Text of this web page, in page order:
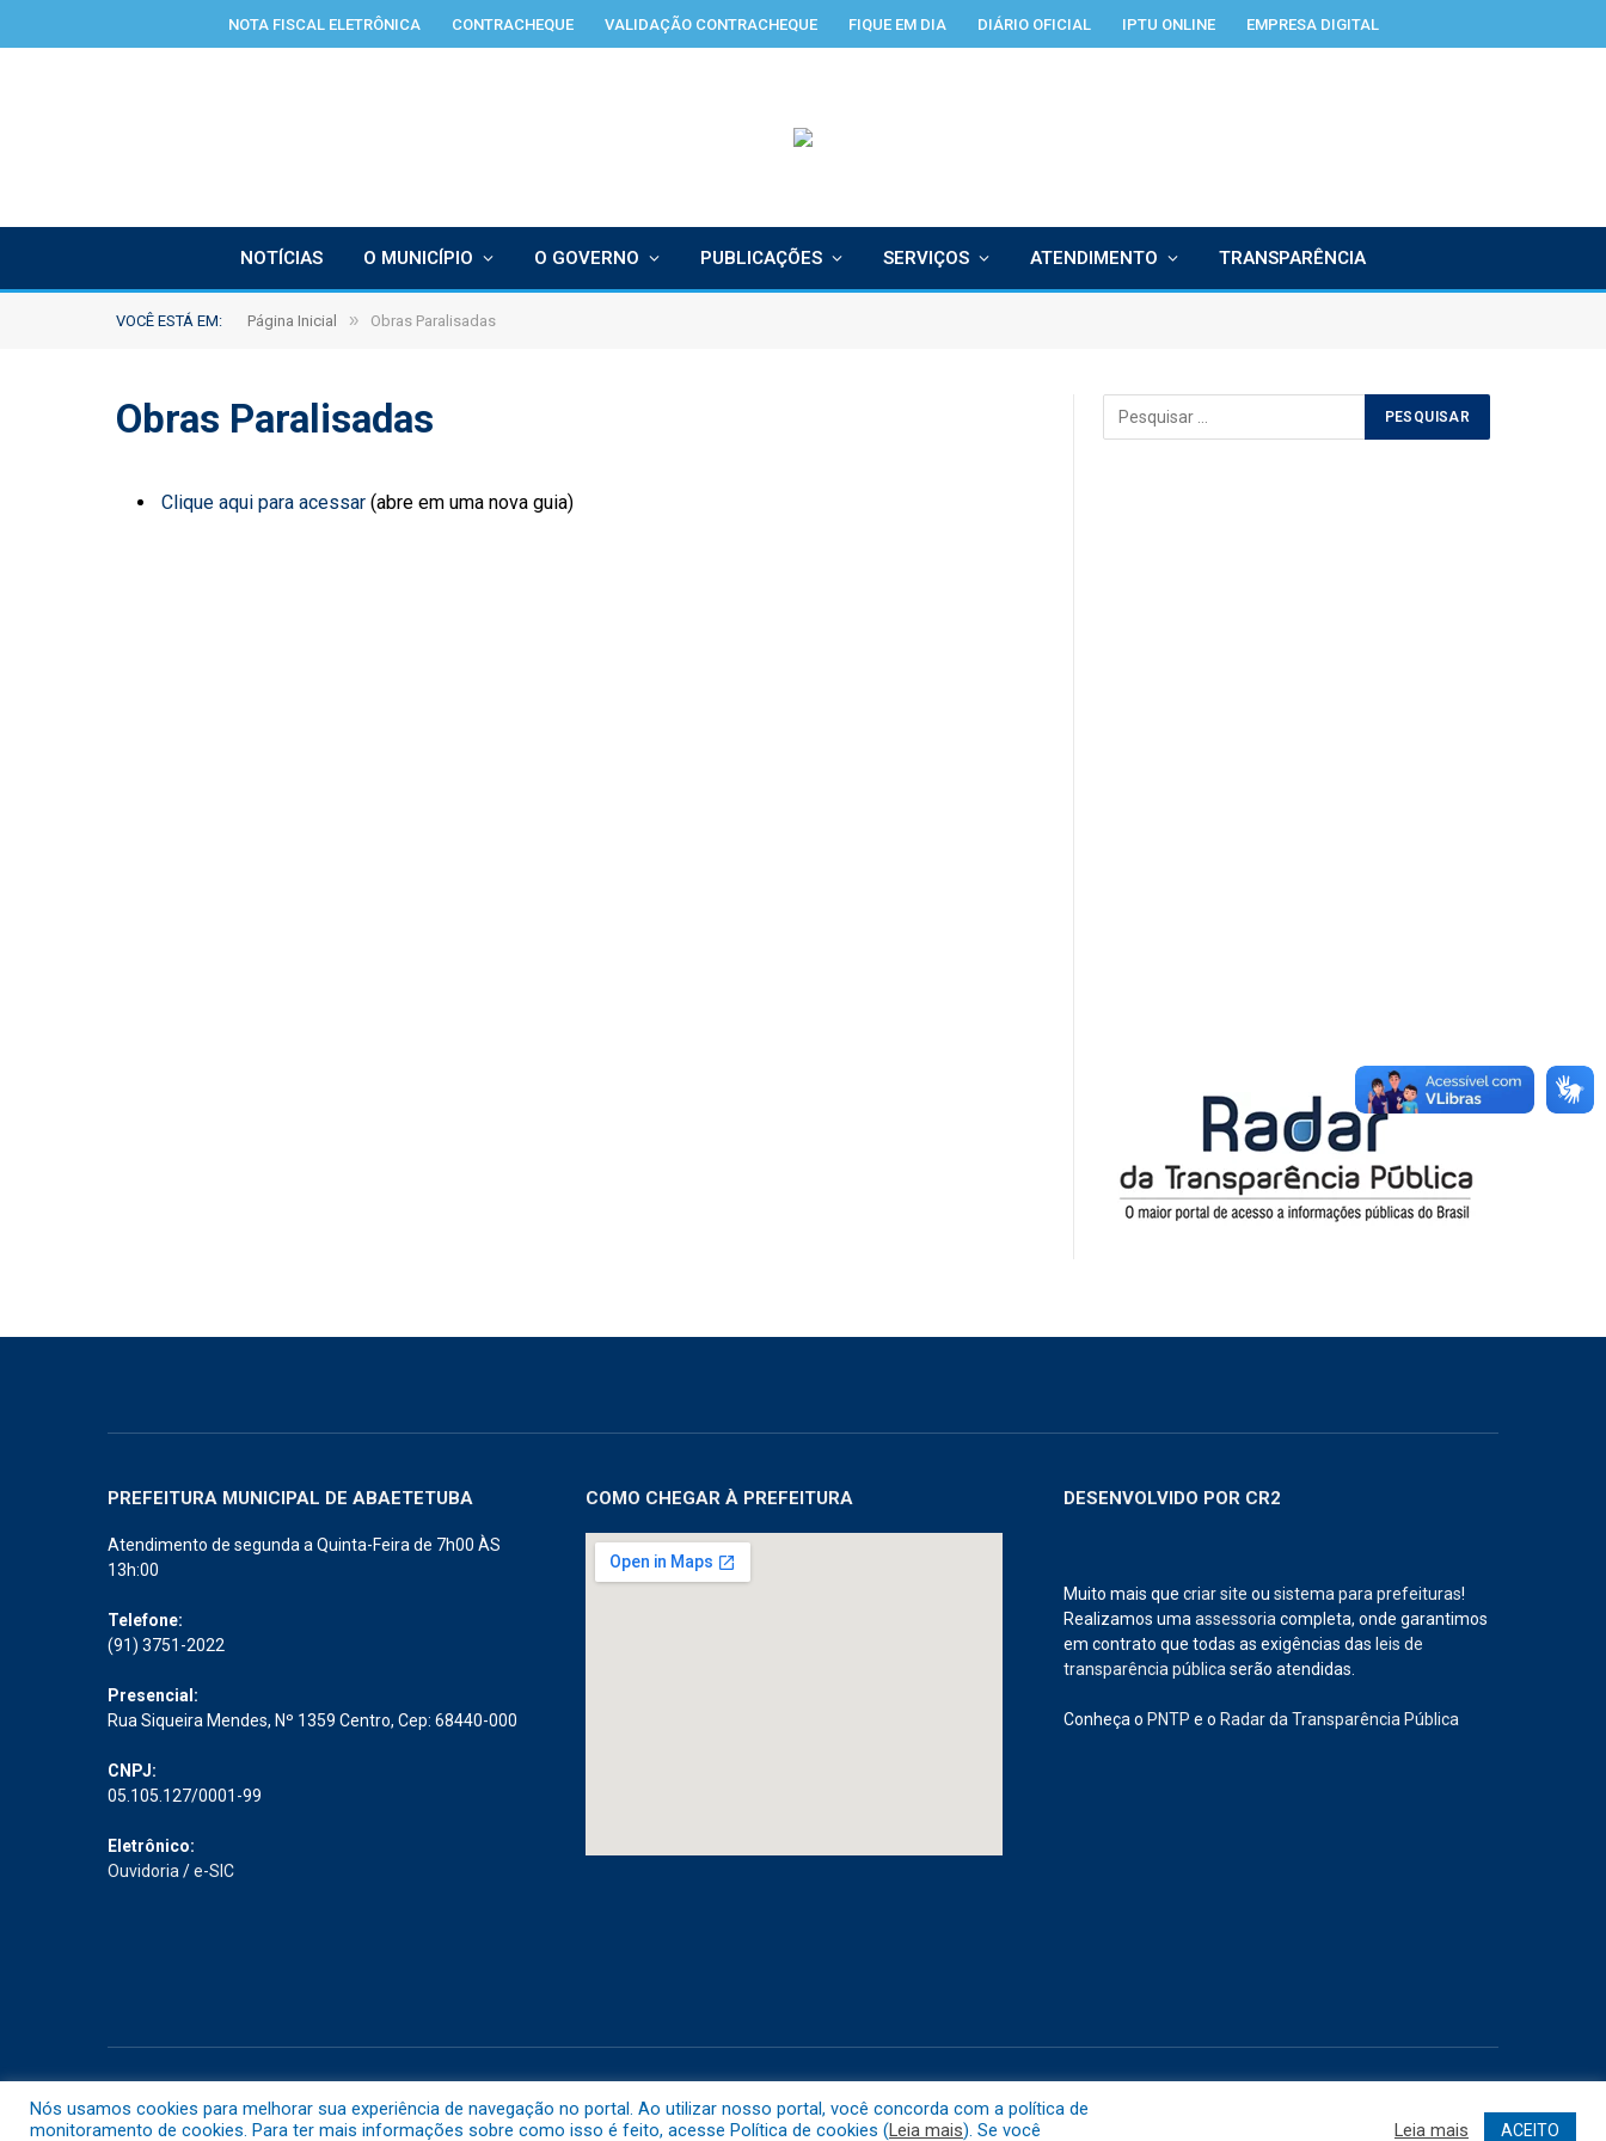
NOTA FISCAL ELETRÔNICA CONTRACHEQUE VALIDAÇÃO CONTRACHEQUE FIQUE EM DIA DIÁRIO OFICIAL IPTU ONLINE EMPRESA DIGITAL
NOTÍCIAS O MUNICÍPIO O GOVERNO PUBLICAÇÕES SERVIÇOS ATENDIMENTO TRANSPARÊNCIA
VOCÊ ESTÁ EM: Página Inicial » Obras Paralisadas
Obras Paralisadas
Clique aqui para acessar (abre em uma nova guia)
PREFEITURA MUNICIPAL DE ABAETETUBA
Atendimento de segunda a Quinta-Feira de 7h00 ÀS
13h:00
Telefone:
(91) 3751-2022
Presencial:
Rua Siqueira Mendes, Nº 1359 Centro, Cep: 68440-000
CNPJ:
05.105.127/0001-99
Eletrônico:
Ouvidoria /e-SIC
COMO CHEGAR À PREFEITURA DESENVOLVIDO POR CR2
Muito mais que criar site ou sistema para prefeituras!
Realizamos uma assessoria completa, onde garantimos
em contrato que todas as exigências das leis de
transparência pública serão atendidas.
Conheça o PNTP e o Radar da Transparência Pública
Nós usamos cookies para melhorar sua experiência de navegação no portal. Ao utilizar nosso portal, você concorda com a política de
monitoramento de cookies. Para ter mais informações sobre como isso é feito, acesse Política de cookies (Leia mais). Se você Leia mais ACEITO